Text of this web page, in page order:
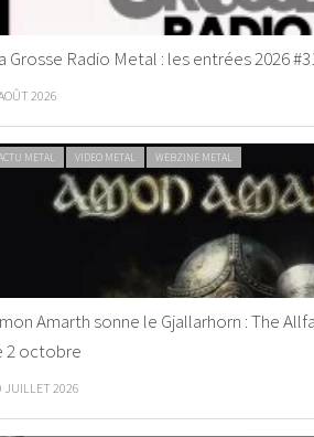
Grosse Radio Metal : les entrées 2026
2026
METAL VIDEO METAL WEBZINE METAL
Amarth sonne le Gjallarhorn : The
2 octobre
JUILLET 2026